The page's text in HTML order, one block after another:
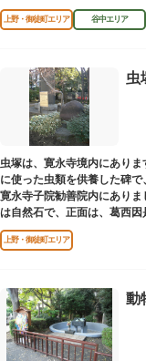
区にゆかりのある本作品を通
と区内観光客の回遊性向上を
設置年月日：令和4年3月1日
上野・御徒町エリア 谷中エリア
虫
虫塚は、寛永寺境内にあり
に使った虫類を供養した碑
寛永寺子院勧善院内にあり
は自然石で、正面は、葛西
池五山の自筆の詩が刻まれて
上野・御徒町エリア
動